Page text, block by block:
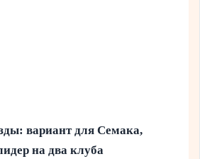
вариант для Семака,
на два клуба